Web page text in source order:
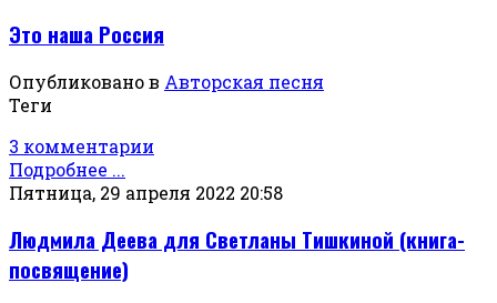
Это наша Россия
Опубликовано в Авторская песня
Теги
3 комментарии
Подробнее ...
Пятница, 29 апреля 2022 20:58
Людмила Деева для Светланы Тишкиной (книга-
посвящение)